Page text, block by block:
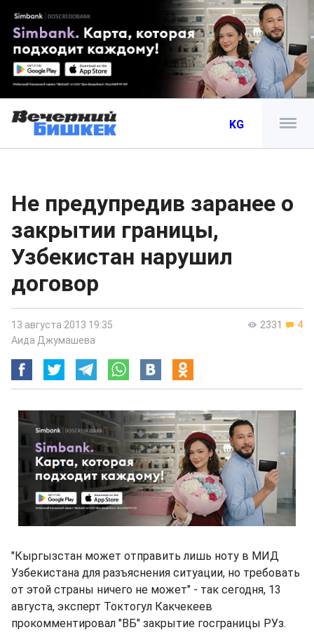
KG
Не предупредив заранее о
закрытии границы,
Узбекистан нарушил
договор
2331 4
13 августа 2013 19:35
Аида Джумашева
"Кыргызстан может отправить лишь ноту в МИД
Узбекистана для разъяснения ситуации, но требовать
от этой страны ничего не может" - так сегодня, 13
августа, эксперт Токтогул Какчекеев
прокомментировал "ВБ" закрытие госграницы РУз.